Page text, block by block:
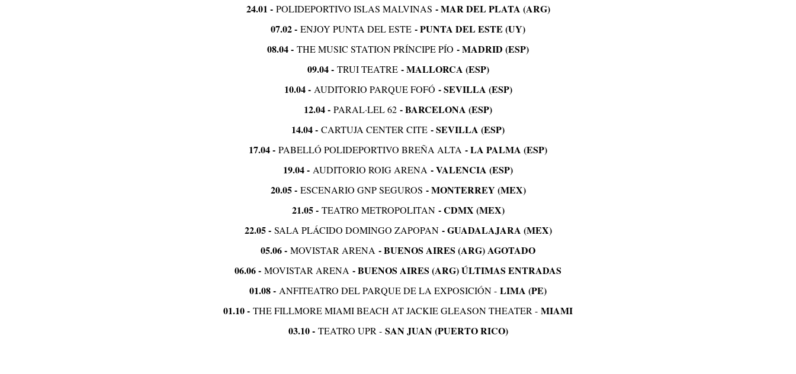
24.01 - POLIDEPORTIVO ISLAS MALVINAS - MAR DEL PLATA (ARG)
07.02 - ENJOY PUNTA DEL ESTE - PUNTA DEL ESTE (UY)
08.04 - THE MUSIC STATION PRÍNCIPE PÍO - MADRID (ESP)
09.04 - TRUI TEATRE- MALLORCA (ESP)
10.04 - AUDITORIO PARQUE FOFÓ - SEVILLA (ESP)
12.04 - PARAL·LEL 62 - BARCELONA (ESP)
14.04 - CARTUJA CENTER CITE - SEVILLA (ESP)
17.04 - PABELLÓ POLIDEPORTIVO BREÑA ALTA - LA PALMA (ESP)
19.04 - AUDITORIO ROIG ARENA - VALENCIA (ESP)
20.05 - ESCENARIO GNP SEGUROS - MONTERREY (MEX)
21.05 - TEATRO METROPOLITAN- CDMX (MEX)
22.05 - SALA PLÁCIDO DOMINGO ZAPOPAN- GUADALAJARA (MEX)
05.06 - MOVISTAR ARENA - BUENOS AIRES (ARG) AGOTADO
06.06 - MOVISTAR ARENA - BUENOS AIRES (ARG) ÚLTIMAS ENTRADAS
01.08 - ANFITEATRO DEL PARQUE DE LA EXPOSICIÓN - LIMA (PE)
01.10 - THE FILLMORE MIAMI BEACH AT JACKIE GLEASON THEATER - MIAMI
03.10 - TEATRO UPR - SAN JUAN (PUERTO RICO)